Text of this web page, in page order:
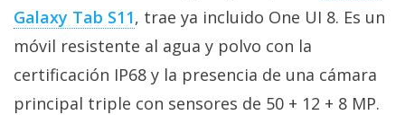
Galaxy Tab S11, trae ya incluido One UI 8. Es un
móvil resistente al agua y polvo con la
certificación IP68 y la presencia de una cámara
principal triple con sensores de 50 + 12 + 8 MP.